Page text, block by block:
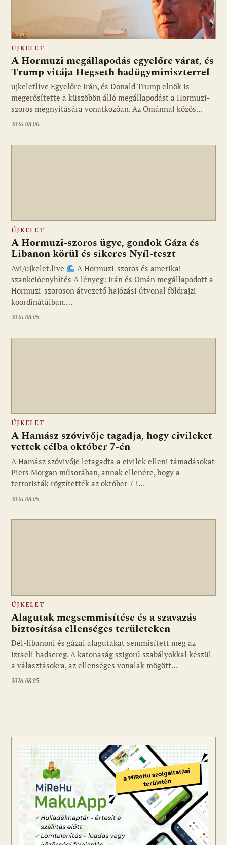
Fotó: ujkelet.live
ÚJKELET
A Hormuzi megállapodás egyelőre várat, és
Trump vitája Hegseth hadügyminiszterrel
ujkeletlive Egyelőre Irán, és Donald Trump elnök is
megerősítette a küszöbön álló megállapodást a Hormuzi-
szoros megnyitására vonatkozóan. Az Ománnal közös…
2026.08.06.
ÚJKELET
A Hormuzi-szoros ügye, gondok Gáza és
Libanon körül és sikeres Nyíl-teszt
Avi/ujkelet.live
A Hormuzi-szoros és amerikai
szankcióenyhítés A lényeg: Irán és Omán megállapodott a
Hormuzi-szoroson átvezető hajózási útvonal földrajzi
koordinátáiban.…
2026.08.05.
ÚJKELET
A Hamász szóvivője tagadja, hogy civileket
vettek célba október 7-én
A Hamász szóvivője letagadta a civilek elleni támadásokat
Piers Morgan műsorában, annak ellenére, hogy a
terroristák rögzítették az október 7-i…
2026.08.05.
ÚJKELET
Alagutak megsemmisítése és a szavazás
biztosítása ellenséges területeken
Dél-libanoni és gázai alagutakat semmisített meg az
izraeli hadsereg. A katonaság szigorú szabályokkal készül
a választásokra, az ellenséges vonalak mögött…
2026.08.05.